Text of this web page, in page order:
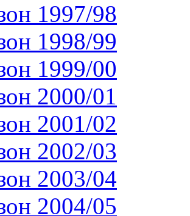
1997/98
1998/99
1999/00
2000/01
2001/02
2002/03
2003/04
2004/05